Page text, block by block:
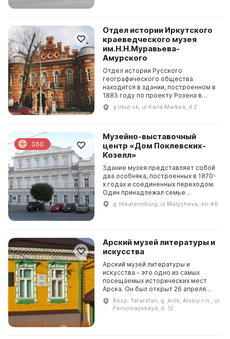
Отдел истории Иркутского
краеведческого музея
им.Н.Н.Муравьева-
Амурского
Отдел истории Русского
географического общества
находится в здании, построенном в
1883 году по проекту Розена в
мавританском стиле. На его фризе
высечены имена известных
g Irkut·sk, ul Karla Marksa, d 2
Музейно-выставочный
центр «Дом Поклевских-
Козелл»
Здание музея представляет собой
два особняка, построенных в 1870-
х годах и соединенных переходом.
Один принадлежал семье
уральского олигарха XIX столетия,
предпринимателя и мецената,
g Yekaterinburg, ul Malysheva, str 46
360
Арский музей литературы и
искусства
Арский музей литературы и
искусства - это одно из самых
посещаемых исторических мест
Арска. Он был открыт 26 апреля
1995 года и с тех пор работает
благодаря трем сотрудникам. В
музей входят более 1800...
Resp. Tatarstan, g. Arsk, Arskiy r-n., ul.
Pervomayskaya, d. 12